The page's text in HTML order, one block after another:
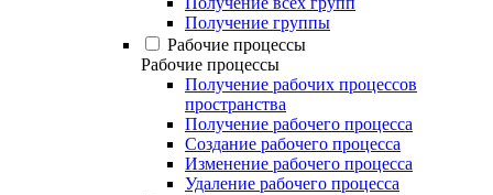
Получение группы
Рабочие процессы
Рабочие процессы
Получение рабочих процессов
пространства
Получение рабочего процесса
Создание рабочего процесса
Изменение рабочего процесса
Удаление рабочего процесса